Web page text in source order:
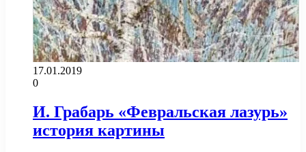
17.01.2019
0
И. Грабарь «Февральская лазурь»
история картины